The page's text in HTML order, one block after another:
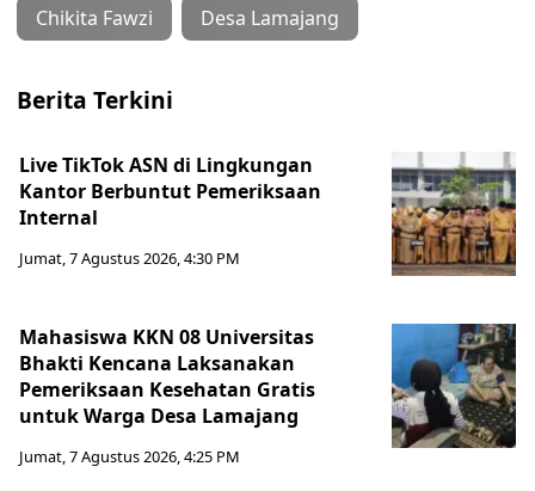
Chikita Fawzi Desa Lamajang
Berita Terkini
Live TikTok ASN di Lingkungan
Kantor Berbuntut Pemeriksaan
Internal
Jumat, 7 Agustus 2026, 4:30 PM
Mahasiswa KKN 08 Universitas
Bhakti Kencana Laksanakan
Pemeriksaan Kesehatan Gratis
untuk Warga Desa Lamajang
Jumat, 7 Agustus 2026, 4:25 PM